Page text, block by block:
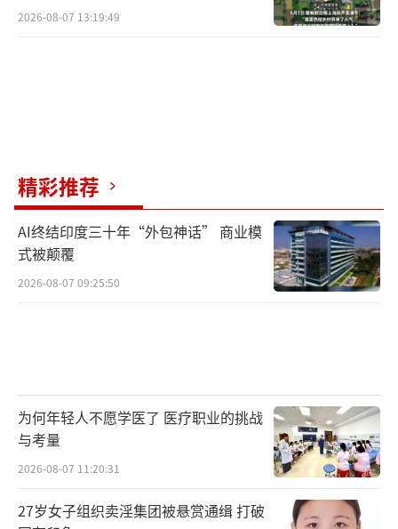
2026-08-07 13:19:49
精彩推荐
AI终结印度三十年“外包神话” 商业模
式被颠覆
2026-08-07 09:25:50
为何年轻人不愿学医了 医疗职业的挑战
与考量
2026-08-07 11:20:31
27岁女子组织卖淫集团被悬赏通缉 打破